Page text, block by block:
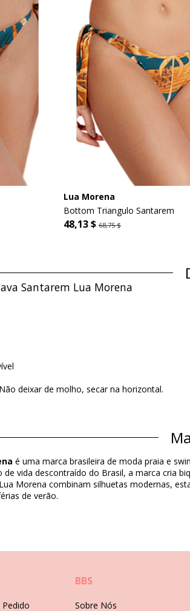
Lua Morena
Bottom Triangulo Santarem
48,13 $68,75 $
Santarem Lua Morena
deixar de molho, secar na horizontal.
é uma marca brasileira de moda praia e
de vida descontraído do Brasil, a marca cria
Morena combinam silhuetas modernas,
de verão.
BBS
Sobre Nós